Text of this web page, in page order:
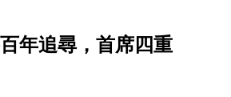
年追尋，首席四重